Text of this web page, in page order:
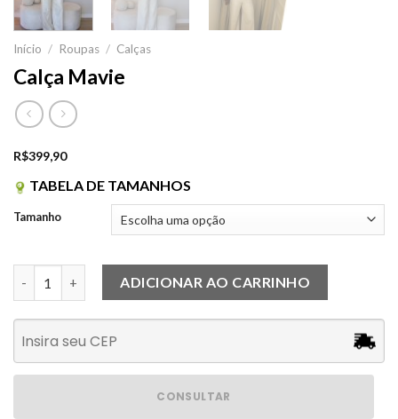
Início / Roupas / Calças
Calça Mavie
R$399,90
TABELA DE TAMANHOS
Tamanho
Calça Mavie quantidadeADICIONAR AO CARRINHO
CONSULTAR